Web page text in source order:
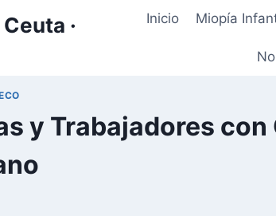
·
Inicio Miopía
y Trabajadores con